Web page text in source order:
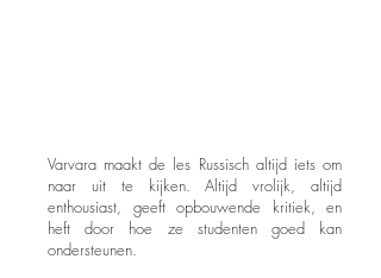
Varvara maakt de les Russisch altijd iets om
naar uit te kijken. Altijd vrolijk, altijd
enthousiast, geeft opbouwende kritiek, en
heft door hoe ze studenten goed kan
ondersteunen.